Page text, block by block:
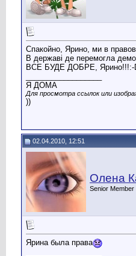
Спакойно, Ярино, ми в
В державі де перемогла
ВСЕ БУДЕ ДОБРЕ, Ярино!!!:-
Я ДОМА
Для просмотра ссылок или
))
02.04.2010, 12:51
Олена
Senior Member
Ярина была права